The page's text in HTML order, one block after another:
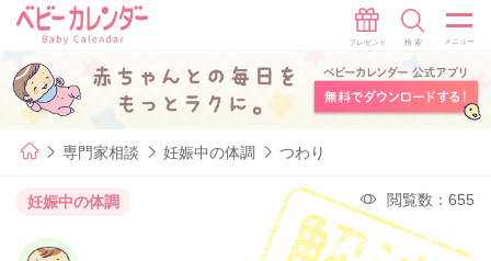
専門家相談 妊娠中の体調 つわり
妊娠中の体調 閲覧数：655